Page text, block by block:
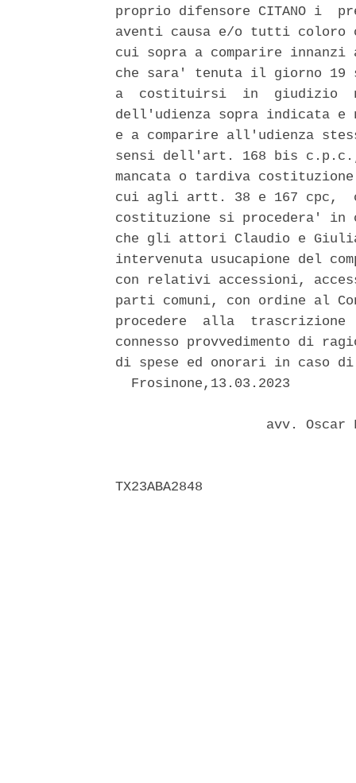
proprio difensore CITANO
aventi causa e/o tutti coloro
cui sopra a comparire
che sara' tenuta il giorno 19
a  costituirsi  in  giudizio
dell'udienza sopra indicata
e a comparire all'udienza
sensi dell'art. 168 bis
mancata o tardiva
cui agli artt. 38 e 167 cpc,
costituzione si procedera' in
che gli attori Claudio e
intervenuta usucapione del
con relativi accessioni,
parti comuni, con ordine al
procedere  alla  trascrizione
connesso provvedimento di
di spese ed onorari in caso
  Frosinone,13.03.2023
avv.